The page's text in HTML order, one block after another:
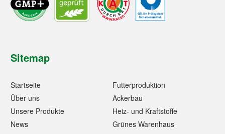
Sitemap
Startseite
Über uns
Unsere Produkte
News
Futterproduktion
Ackerbau
Heiz- und Kraftstoffe
Grünes Warenhaus